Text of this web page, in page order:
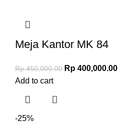
Meja Kantor MK 84
Rp450,000.00 Rp 400,000.00
Add to cart
-25%